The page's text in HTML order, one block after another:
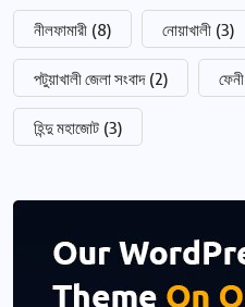
নীলফামারী (8) নোয়াখালী (3)
পটুয়াখালী জেলা সংবাদ (2) ফেনী
হিন্দু মহাজোট (3)